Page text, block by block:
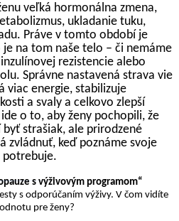
veľká hormonálna zmena,
ukladanie tuku,
Práve v tomto období je
na tom naše telo – či nemáme
rezistencie alebo
Správne nastavená strava vie
viac energie, stabilizuje
a svaly a celkovo zlepší
o to, aby ženy pochopili, že
byť strašiak, ale prirodzené
zvládnuť, keď poznáme svoje
potrebuje.
s výživovým programom“
s odporúčaním výživy. V čom vidíte
pre ženy?